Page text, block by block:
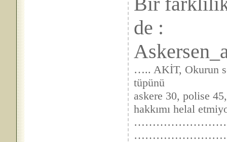
de :
….. AKİT, Okurun
tüpünü
askere 30, polise
hakkımı helal